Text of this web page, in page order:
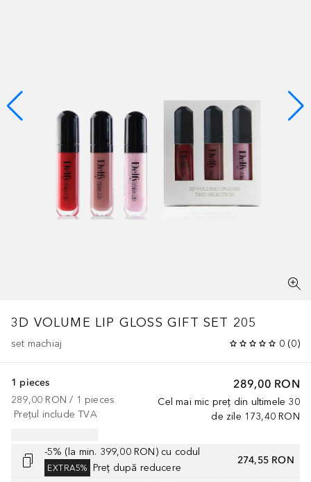
3D VOLUME LIP GLOSS GIFT SET 205
set machiaj 0 (0)
289,00 RON
Cel mai mic preț din ultimele 30
de zile 173,40 RON
1 pieces
289,00 RON / 1 pieces
Prețul include TVA
-5% (la min. 399,00 RON) cu codul
EXTRA5% Preț după reducere
274,55 RON